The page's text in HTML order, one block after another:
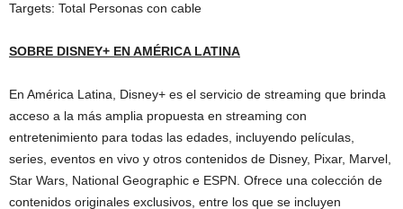
Targets: Total Personas con cable
SOBRE DISNEY+ EN AMÉRICA LATINA
En América Latina, Disney+ es el servicio de streaming que brinda
acceso a la más amplia propuesta en streaming con
entretenimiento para todas las edades, incluyendo películas,
series, eventos en vivo y otros contenidos de Disney, Pixar, Marvel,
Star Wars, National Geographic e ESPN. Ofrece una colección de
contenidos originales exclusivos, entre los que se incluyen